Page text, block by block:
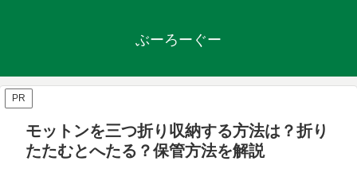
ぶーろーぐー
PR
モットンを三つ折り収納する方法は？折り
たたむとへたる？保管方法を解説